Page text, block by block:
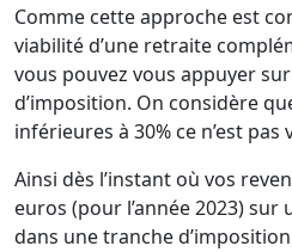
Comme cette approche est
viabilité d’une retraite
vous pouvez vous appuyer
d’imposition. On considère
inférieures à 30% ce n’est pas
Ainsi dès l’instant où vos
euros (pour l’année 2023) sur
dans une tranche d’imposition